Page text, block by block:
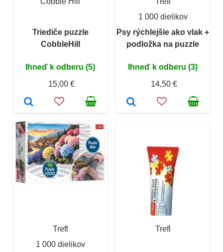
Triediče puzzle
CobbleHill
Ihneď k odberu (5)
15,00 €
1 000 dielikov
Psy rýchlejšie ako vlak +
podložka na puzzle
Ihneď k odberu (3)
14,50 €
Trefl
1 000 dielikov
Trefl